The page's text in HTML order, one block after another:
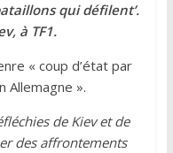
qui défilent’.
à TF1.
« coup d’état par
Allemagne ».
de Kiev et de
des affrontements